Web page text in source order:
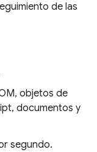
de las
objetos de
documentos y
segundo.